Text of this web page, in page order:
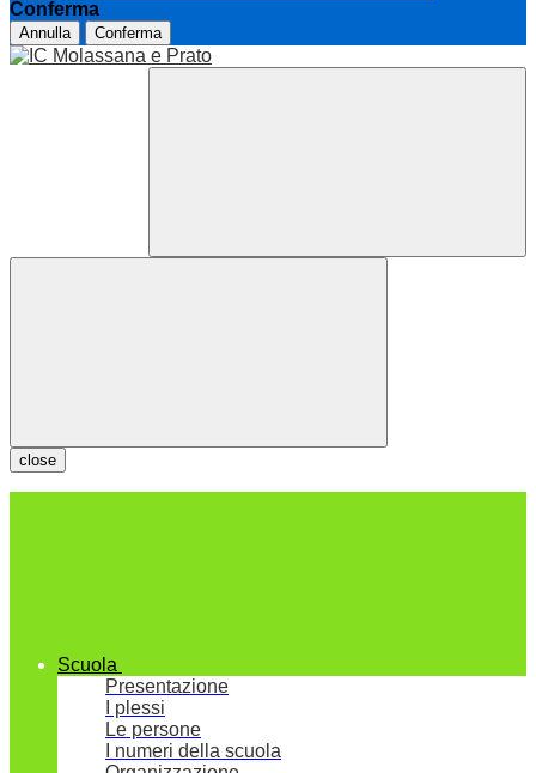
Conferma
Annulla Conferma
close
Scuola
Presentazione
I plessi
Le persone
I numeri della scuola